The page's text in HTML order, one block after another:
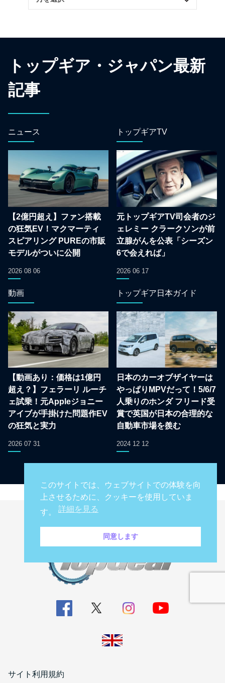
トップギア・ジャパン最新
記事
ニュース
【2億円超え】ファン搭載
の狂気EV！マクマーティ
スピアリング PUREの市販
モデルがついに公開
2026 08 06
トップギアTV
元トップギアTV司会者のジ
ェレミー クラークソンが前
立腺がんを公表「シーズン
6で会えれば」
2026 06 17
動画
【動画あり：価格は1億円
超え？】フェラーリ ルーチ
ェ試乗！元Appleジョニー
アイブが手掛けた問題作EV
の狂気と実力
2026 07 31
トップギア日本ガイド
日本のカーオブザイヤーは
やっぱりMPVだって！5/6/7
人乗りのホンダ フリード受
賞で英国が日本の合理的な
自動車市場を羨む
2024 12 12
サイト利用規約
このサイトでは、ウェブサイトでの体験を向
上させるために、クッキーを使用していま
す。 詳細を見る
同意します